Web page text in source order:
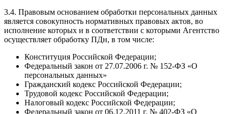
3.4. Правовым основанием обработки персональных данных
является совокупность нормативных правовых актов, во
исполнение которых и в соответствии с которыми Агентство
осуществляет обработку ПДн, в том числе:
Конституция Российской Федерации;
Федеральный закон от 27.07.2006 г. № 152-ФЗ «О
персональных данных»
Гражданский кодекс Российской Федерации;
Трудовой кодекс Российской Федерации;
Налоговый кодекс Российской Федерации;
Федеральный закон от 06.12.2011 г. № 402-ФЗ «О